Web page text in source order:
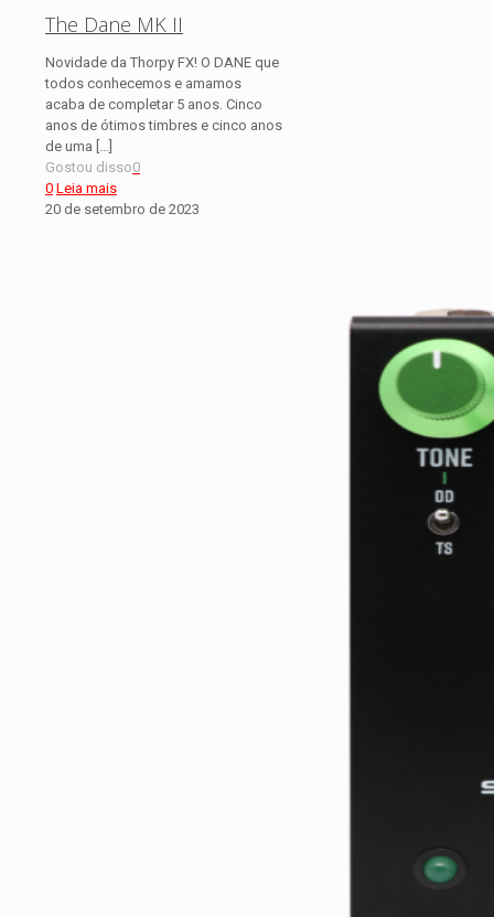
The Dane MK II
Novidade da Thorpy FX! O DANE que
todos conhecemos e amamos
acaba de completar 5 anos. Cinco
anos de ótimos timbres e cinco anos
de uma
Gostou disso0
0 Leia mais
20 de setembro de 2023